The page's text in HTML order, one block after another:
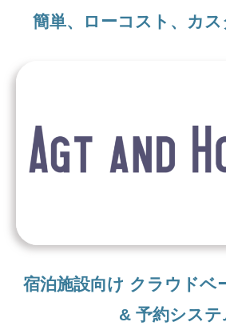
簡単、ローコスト、カ
宿泊施設向け クラウドベ
& 予約システ